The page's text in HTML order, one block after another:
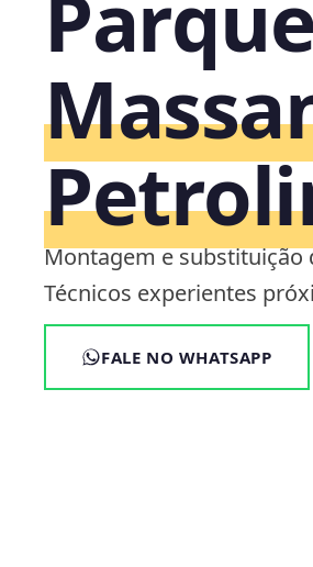
Montagem e substituição
Técnicos experientes
FALE NO WHATSAPP